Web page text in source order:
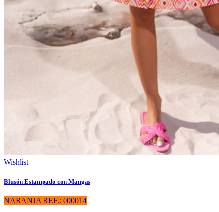
Wishlist
Blusón Estampado con Mangas
NARANJA REF.: 000014